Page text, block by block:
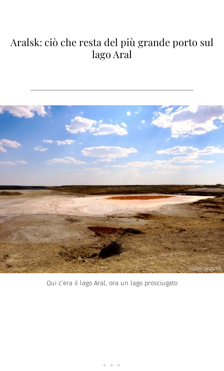
Aralsk: ciò che resta del più grande porto sul
lago Aral
Qui c’era il lago Aral, ora un lago prosciugato